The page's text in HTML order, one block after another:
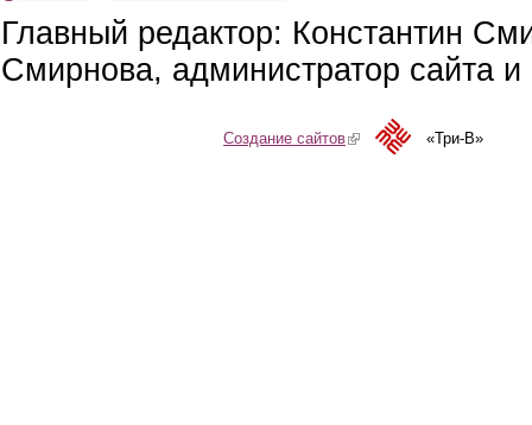
Главный редактор: Константин
Смирнова, администратор сайта
Создание сайтов(link is external)«Три-В»